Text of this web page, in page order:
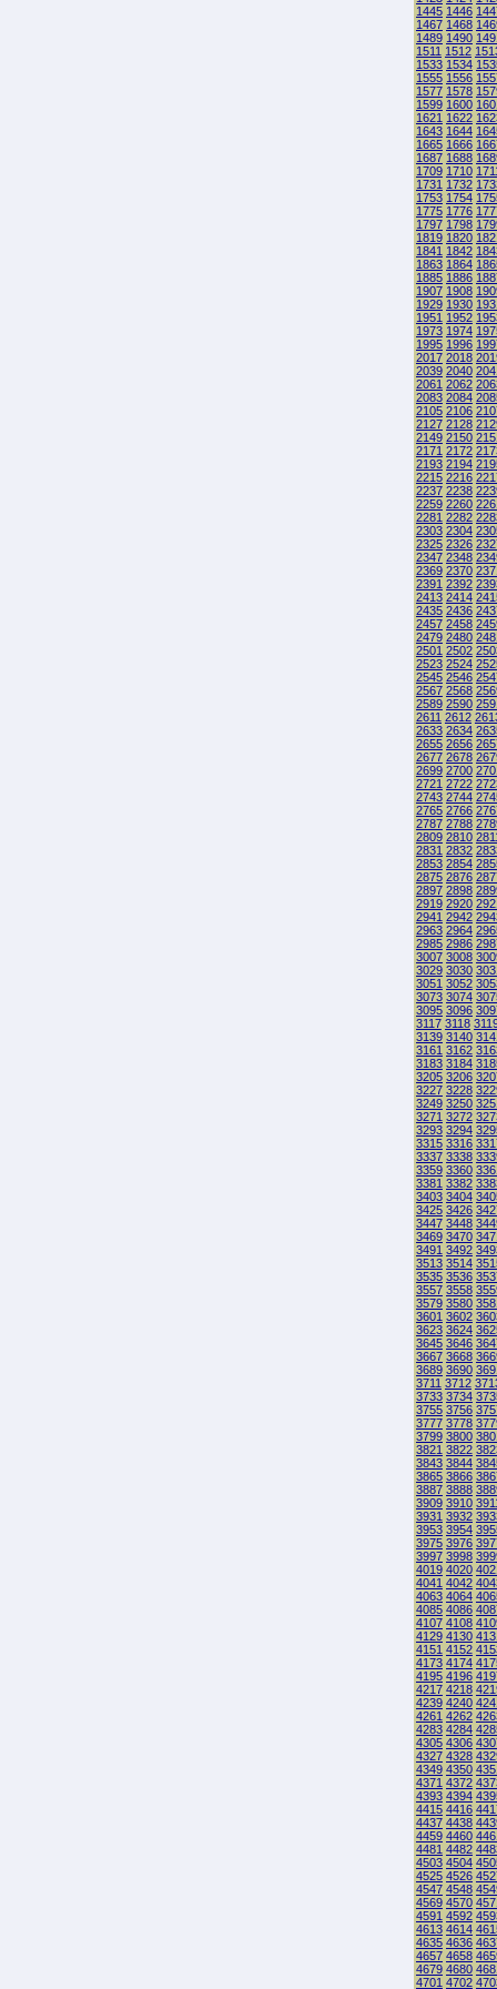
1445 1446
1467 1468
1489 1490
1511 1512
1533 1534
1555 1556
1577 1578
1599 1600
1621 1622
1643 1644
1665 1666
1687 1688
1709 1710
1731 1732
1753 1754
1775 1776
1797 1798
1819 1820
1841 1842
1863 1864
1885 1886
1907 1908
1929 1930
1951 1952
1973 1974
1995 1996
2017 2018
2039 2040
2061 2062
2083 2084
2105 2106
2127 2128
2149 2150
2171 2172
2193 2194
2215 2216
2237 2238
2259 2260
2281 2282
2303 2304
2325 2326
2347 2348
2369 2370
2391 2392
2413 2414
2435 2436
2457 2458
2479 2480
2501 2502
2523 2524
2545 2546
2567 2568
2589 2590
2611 2612
2633 2634
2655 2656
2677 2678
2699 2700
2721 2722
2743 2744
2765 2766
2787 2788
2809 2810
2831 2832
2853 2854
2875 2876
2897 2898
2919 2920
2941 2942
2963 2964
2985 2986
3007 3008
3029 3030
3051 3052
3073 3074
3095 3096
3117 3118
3139 3140
3161 3162
3183 3184
3205 3206
3227 3228
3249 3250
3271 3272
3293 3294
3315 3316
3337 3338
3359 3360
3381 3382
3403 3404
3425 3426
3447 3448
3469 3470
3491 3492
3513 3514
3535 3536
3557 3558
3579 3580
3601 3602
3623 3624
3645 3646
3667 3668
3689 3690
3711 3712
3733 3734
3755 3756
3777 3778
3799 3800
3821 3822
3843 3844
3865 3866
3887 3888
3909 3910
3931 3932
3953 3954
3975 3976
3997 3998
4019 4020
4041 4042
4063 4064
4085 4086
4107 4108
4129 4130
4151 4152
4173 4174
4195 4196
4217 4218
4239 4240
4261 4262
4283 4284
4305 4306
4327 4328
4349 4350
4371 4372
4393 4394
4415 4416
4437 4438
4459 4460
4481 4482
4503 4504
4525 4526
4547 4548
4569 4570
4591 4592
4613 4614
4635 4636
4657 4658
4679 4680
4701 4702